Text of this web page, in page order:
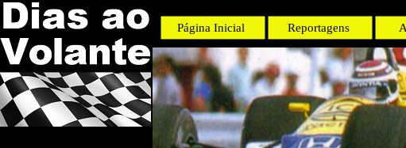
Página Inicial Reportagens